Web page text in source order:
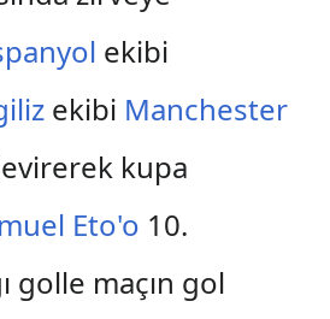
ekibi
ekibi Manchester
kupa
Eto'o 10.
golle maçın gol